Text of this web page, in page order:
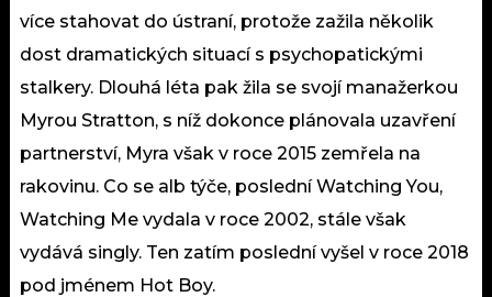
více stahovat do ústraní, protože zažila několik
dost dramatických situací s psychopatickými
stalkery. Dlouhá léta pak žila se svojí manažerkou
Myrou Stratton, s níž dokonce plánovala uzavření
partnerství, Myra však v roce 2015 zemřela na
rakovinu. Co se alb týče, poslední Watching You,
Watching Me vydala v roce 2002, stále však
vydává singly. Ten zatím poslední vyšel v roce 2018
pod jménem Hot Boy.